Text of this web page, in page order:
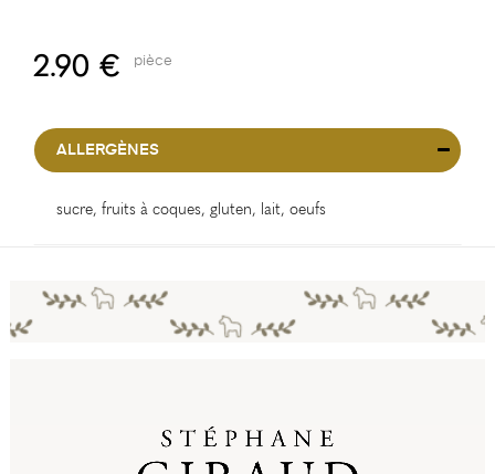
2.90 € pièce
ALLERGÈNES
sucre, fruits à coques, gluten, lait, oeufs